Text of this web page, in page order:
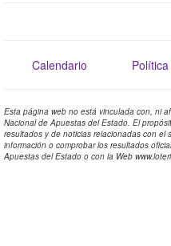
Calendario
Esta página web no está vinculada con, ni
Nacional de Apuestas del Estado. El
resultados y de noticias relacionadas con el
información o comprobar los resultados
Apuestas del Estado o con la Web